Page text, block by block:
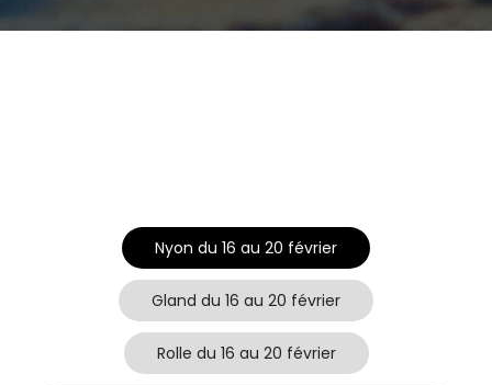
Nyon du 16 au 20 février
Gland du 16 au 20 février
Rolle du 16 au 20 février